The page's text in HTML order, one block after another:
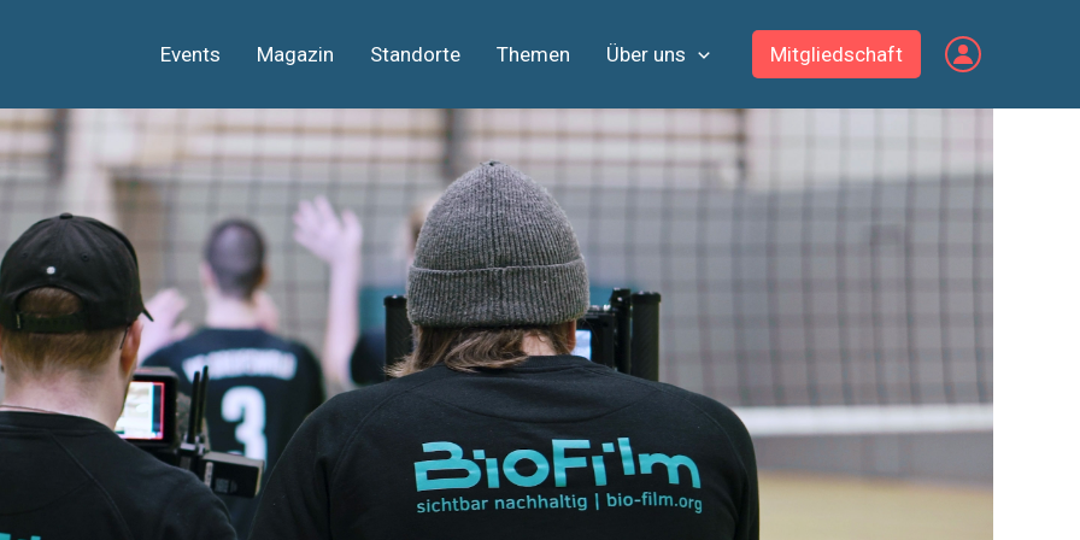
Events Magazin Standorte Themen Über uns Mitgliedschaft